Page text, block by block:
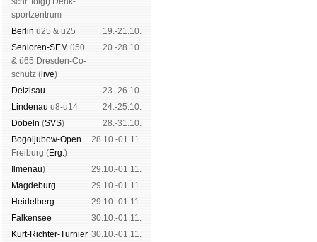
sport­zen­trum
Ber­lin u25 & ü25
19.-21.10.
Senioren-SEM ü50
& ü65 Dres­den-Co­
schütz ( live)
20.-28.10.
Dei­zi­sau
23.-26.10.
Lin­de­nau u8-u14
24.-25.10.
Dö­beln (SVS)
28.-31.10.
Bogoljubow-Open
Frei­burg (Erg.)
28.10.-01.11.
Il­me­nau)
29.10.-01.11.
Mag­de­burg
29.10.-01.11.
Hei­del­berg
29.10.-01.11.
Fal­ken­see
30.10.-01.11.
Kurt-Rich­ter-Tur­nier 30.10.-01.11.